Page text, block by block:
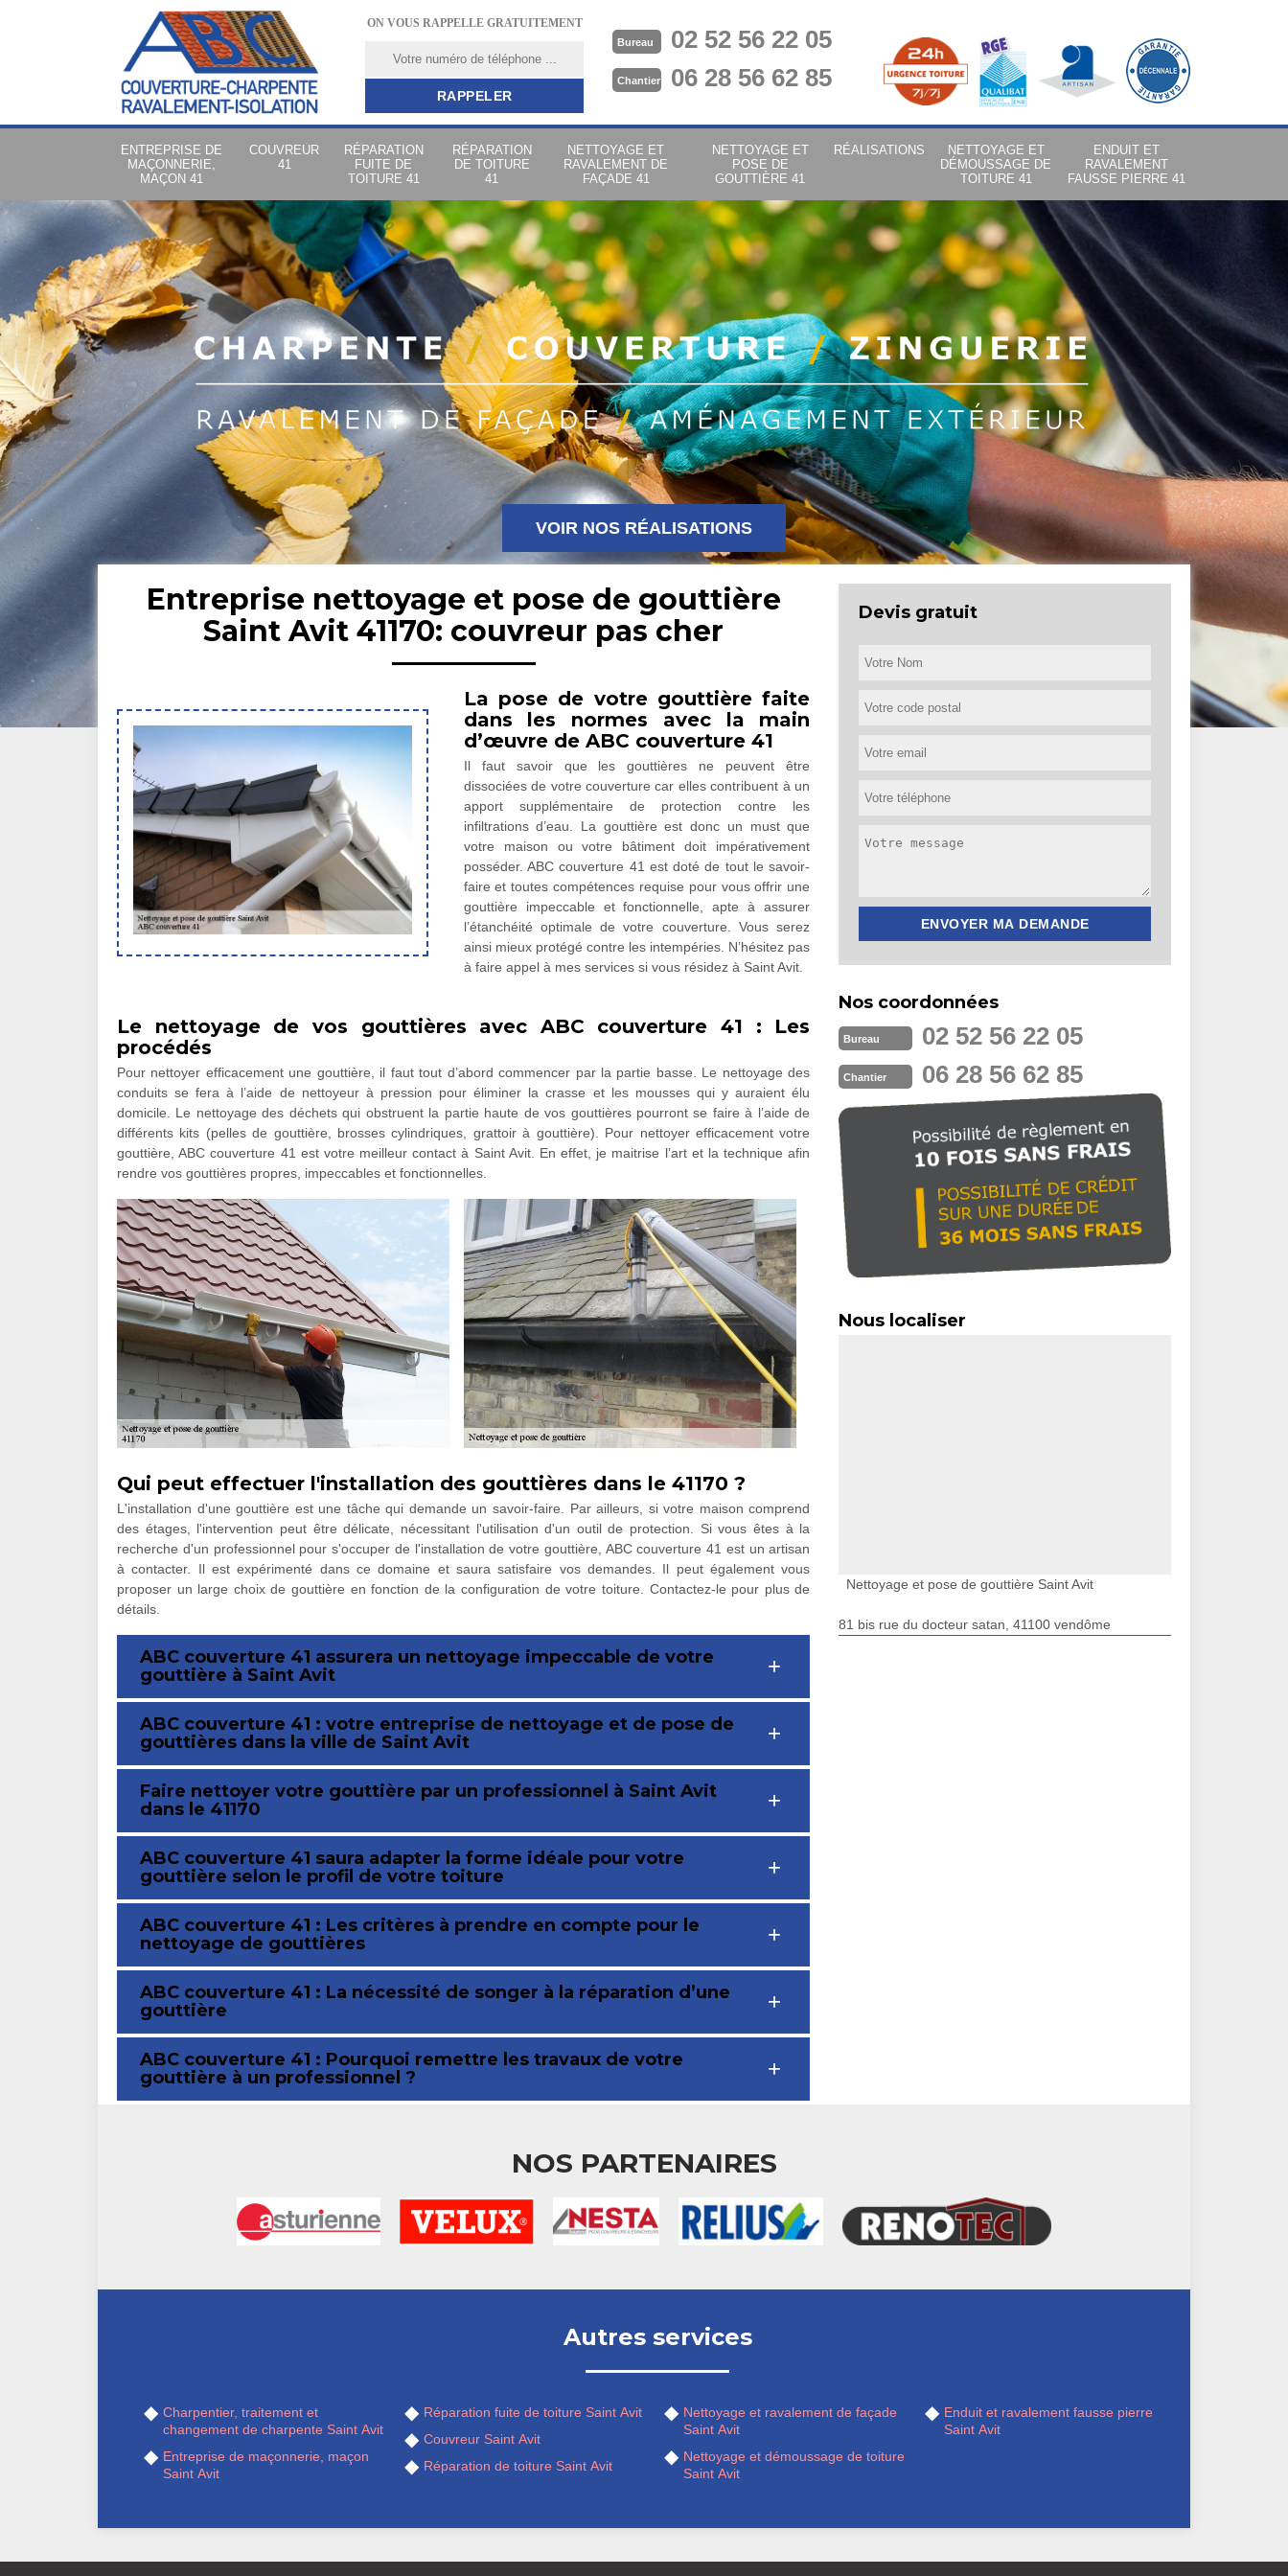
ON VOUS RAPPELLE GRATUITEMENT
Bureau 02 52 56 22 05
Chantier 06 28 56 62 85
ENTREPRISE DE
MAÇONNERIE,
MAÇON 41
COUVREUR
41
RÉPARATION
FUITE DE
TOITURE 41
RÉPARATION
DE TOITURE
41
NETTOYAGE ET
RAVALEMENT DE
FAÇADE 41
NETTOYAGE ET
POSE DE
GOUTTIÈRE 41
RÉALISATIONS
NETTOYAGE ET
DÉMOUSSAGE DE
TOITURE 41
ENDUIT ET
RAVALEMENT
FAUSSE PIERRE 41
VOIR NOS RÉALISATIONS
Entreprise nettoyage et pose de gouttière
Saint Avit 41170: couvreur pas cher
La pose de votre gouttière faite
dans les normes avec la main
d’œuvre de ABC couverture 41
Il faut savoir que les gouttières ne peuvent être
dissociées de votre couverture car elles contribuent à un
apport supplémentaire de protection contre les
infiltrations d’eau. La gouttière est donc un must que
votre maison ou votre bâtiment doit impérativement
posséder. ABC couverture 41 est doté de tout le savoir-
faire et toutes compétences requise pour vous offrir une
gouttière impeccable et fonctionnelle, apte à assurer
l’étanchéité optimale de votre couverture. Vous serez
ainsi mieux protégé contre les intempéries. N’hésitez pas
à faire appel à mes services si vous résidez à Saint Avit.
Le nettoyage de vos gouttières avec ABC couverture 41 : Les
procédés
Pour nettoyer efficacement une gouttière, il faut tout d’abord commencer par la partie basse. Le nettoyage des
conduits se fera à l’aide de nettoyeur à pression pour éliminer la crasse et les mousses qui y auraient élu
domicile. Le nettoyage des déchets qui obstruent la partie haute de vos gouttières pourront se faire à l’aide de
différents kits (pelles de gouttière, brosses cylindriques, grattoir à gouttière). Pour nettoyer efficacement votre
gouttière, ABC couverture 41 est votre meilleur contact à Saint Avit. En effet, je maitrise l’art et la technique afin
rendre vos gouttières propres, impeccables et fonctionnelles.
Qui peut effectuer l'installation des gouttières dans le 41170 ?
L'installation d'une gouttière est une tâche qui demande un savoir-faire. Par ailleurs, si votre maison comprend
des étages, l'intervention peut être délicate, nécessitant l'utilisation d'un outil de protection. Si vous êtes à la
recherche d'un professionnel pour s'occuper de l'installation de votre gouttière, ABC couverture 41 est un artisan
à contacter. Il est expérimenté dans ce domaine et saura satisfaire vos demandes. Il peut également vous
proposer un large choix de gouttière en fonction de la configuration de votre toiture. Contactez-le pour plus de
détails.
ABC couverture 41 assurera un nettoyage impeccable de votre
gouttière à Saint Avit
ABC couverture 41 : votre entreprise de nettoyage et de pose de
gouttières dans la ville de Saint Avit
Faire nettoyer votre gouttière par un professionnel à Saint Avit
dans le 41170
ABC couverture 41 saura adapter la forme idéale pour votre
gouttière selon le profil de votre toiture
ABC couverture 41 : Les critères à prendre en compte pour le
nettoyage de gouttières
ABC couverture 41 : La nécessité de songer à la réparation d’une
gouttière
ABC couverture 41 : Pourquoi remettre les travaux de votre
gouttière à un professionnel ?
Devis gratuit
Nos coordonnées
Bureau 02 52 56 22 05
Chantier 06 28 56 62 85
Nous localiser
Nettoyage et pose de gouttière Saint Avit
81 bis rue du docteur satan, 41100 vendôme
NOS PARTENAIRES
Autres services
Charpentier, traitement et
changement de charpente Saint Avit
Entreprise de maçonnerie, maçon
Saint Avit
Réparation fuite de toiture Saint Avit
Couvreur Saint Avit
Réparation de toiture Saint Avit
Nettoyage et ravalement de façade
Saint Avit
Nettoyage et démoussage de toiture
Saint Avit
Enduit et ravalement fausse pierre
Saint Avit